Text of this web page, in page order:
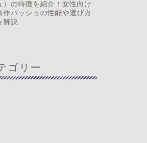
）の特徴を紹介！女性向け
作バッシュの性能や選び方
解説
ゴリー